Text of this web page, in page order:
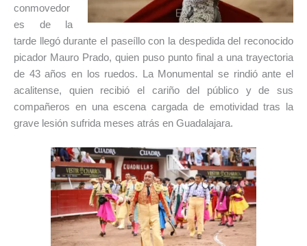
conmovedor
es de la
tarde llegó durante el paseíllo con la despedida del reconocido
picador Mauro Prado, quien puso punto final a una trayectoria
de 43 años en los ruedos. La Monumental se rindió ante el
acalitense, quien recibió el cariño del público y de sus
compañeros en una escena cargada de emotividad tras la
grave lesión sufrida meses atrás en Guadalajara.